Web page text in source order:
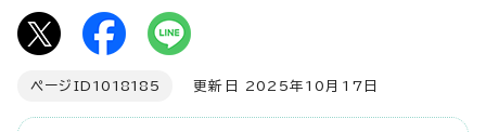
ページID 1018185 更新日 2025年10月17日